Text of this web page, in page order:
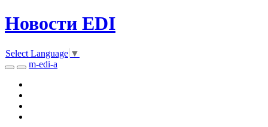
Новости EDI
Select Language ▼
m-edi-a